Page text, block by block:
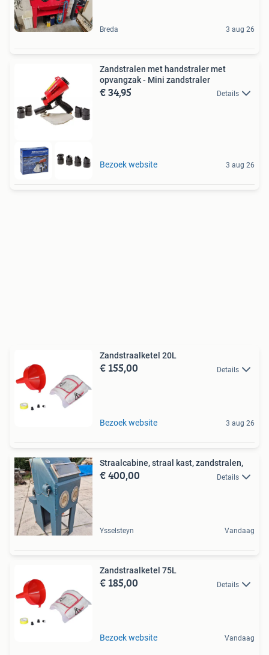
Breda 3 aug 26
Zandstralen met handstraler met
opvangzak - Mini zandstraler
€ 34,95 Details
Bezoek website 3 aug 26
Zandstraalketel 20L
€ 155,00 Details
Bezoek website 3 aug 26
Straalcabine, straal kast, zandstralen,
€ 400,00 Details
Ysselsteyn Vandaag
Zandstraalketel 75L
€ 185,00 Details
Bezoek website Vandaag